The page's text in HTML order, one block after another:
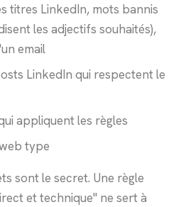
titres LinkedIn, mots bannis
les adjectifs souhaités),
email
LinkedIn qui respectent le
appliquent les règles
type
sont le secret. Une règle
et technique" ne sert à